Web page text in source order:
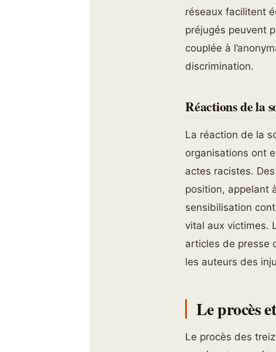
réseaux facilitent
préjugés peuvent
couplée à
discrimination.
Réactions de la
La réaction de la
organisations ont
actes racistes.
position, appelant
sensibilisation
vital aux victimes.
articles de presse
les auteurs des
Le procès
Le procès des